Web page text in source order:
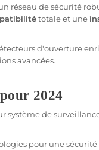
réseau desécurité
totale et une
d'ouverture
avancées.
pour 2024
systèmede
pour unesécurité